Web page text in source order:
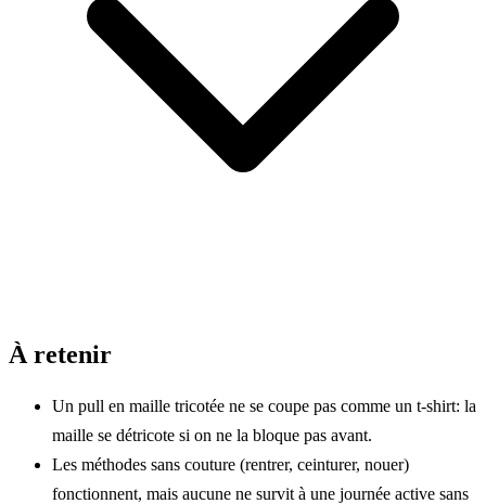
À retenir
Un pull en maille tricotée ne se coupe pas comme un t-shirt: la
maille se détricote si on ne la bloque pas avant.
Les méthodes sans couture (rentrer, ceinturer, nouer)
fonctionnent, mais aucune ne survit à une journée active sans